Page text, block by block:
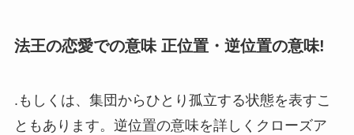
法王の恋愛での意味 正位置・逆位置の意味!
.もしくは、集団からひとり孤立する状態を表すこ
ともあります。逆位置の意味を詳しくクローズア